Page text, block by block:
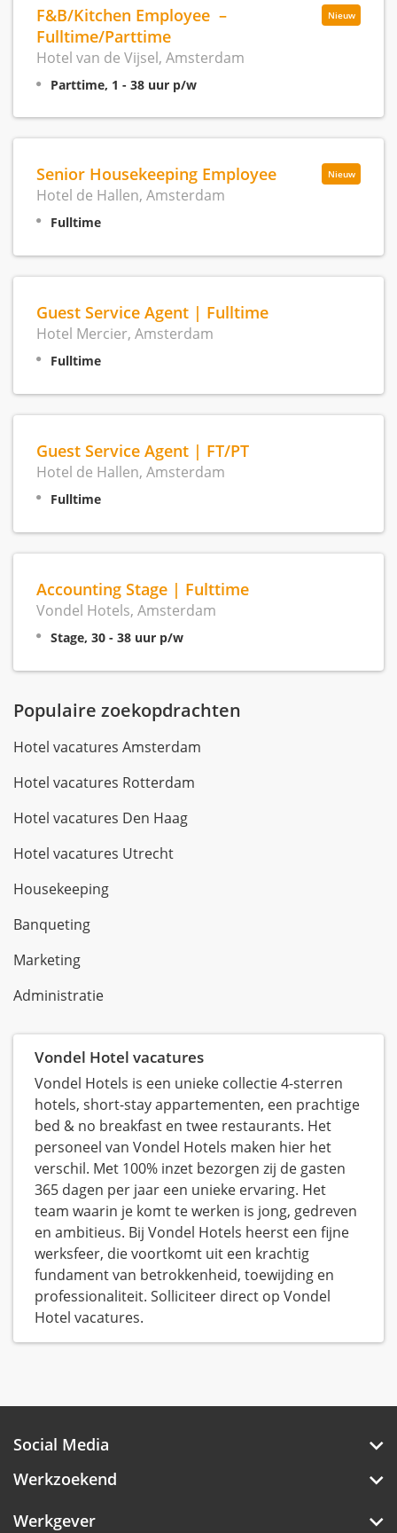
Nieuw
F&B/Kitchen Employee –
Fulltime/Parttime
Hotel van de Vijsel, Amsterdam
Parttime, 1 - 38 uur p/w
Nieuw
Senior Housekeeping Employee
Hotel de Hallen, Amsterdam
Fulltime
Guest Service Agent | Fulltime
Hotel Mercier, Amsterdam
Fulltime
Guest Service Agent | FT/PT
Hotel de Hallen, Amsterdam
Fulltime
Accounting Stage | Fulttime
Vondel Hotels, Amsterdam
Stage, 30 - 38 uur p/w
Populaire zoekopdrachten
Hotel vacatures Amsterdam
Hotel vacatures Rotterdam
Hotel vacatures Den Haag
Hotel vacatures Utrecht
Housekeeping
Banqueting
Marketing
Administratie
Vondel Hotel vacatures
Vondel Hotels is een unieke collectie 4-sterren
hotels, short-stay appartementen, een prachtige
bed & no breakfast en twee restaurants. Het
personeel van Vondel Hotels maken hier het
verschil. Met 100% inzet bezorgen zij de gasten
365 dagen per jaar een unieke ervaring. Het
team waarin je komt te werken is jong, gedreven
en ambitieus. Bij Vondel Hotels heerst een fijne
werksfeer, die voortkomt uit een krachtig
fundament van betrokkenheid, toewijding en
professionaliteit. Solliciteer direct op Vondel
Hotel vacatures.
Social Media
Werkzoekend
Werkgever